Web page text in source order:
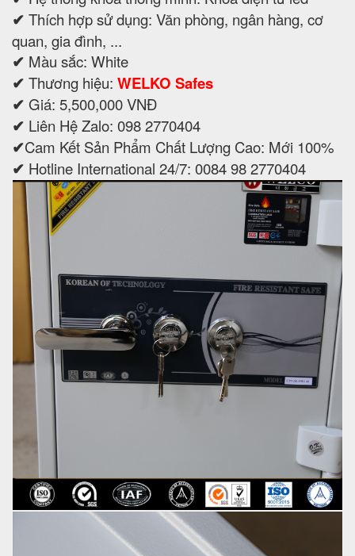
✔ Thích hợp sử dụng: Văn phòng, ngân hàng, cơ
quan, gia đình, ...
✔ Màu sắc: White
✔ Thương hiệu: WELKO Safes
✔ Giá: 5,500,000 VNĐ
✔ Liên Hệ Zalo: 098 2770404
✔Cam Kết Sản Phẩm Chất Lượng Cao: Mới 100%
✔ Hotline International 24/7: 0084 98 2770404